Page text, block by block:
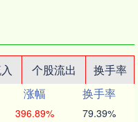
个股流出
换手率
涨幅
换手率
396.89% 79.39%